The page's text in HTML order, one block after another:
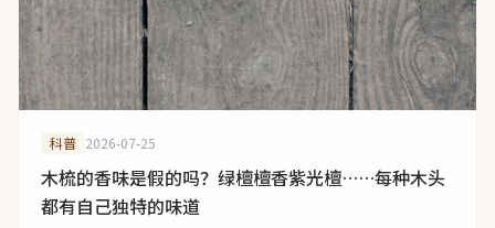
科普 2026-07-25
木梳的香味是假的吗？绿檀檀香紫光檀……每种木头
都有自己独特的味道